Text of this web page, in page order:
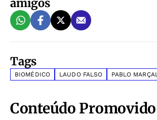
amigos
Tags
BIOMÉDICO LAUDO FALSO PABLO MARÇAL